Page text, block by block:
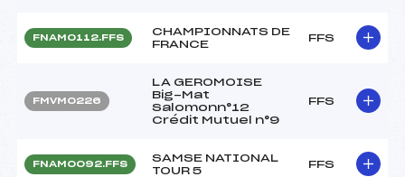
FNAM0112.FFS
CHAMPIONNATS DE
FRANCE
FFS
FMVM0226
LA GEROMOISE
Big-Mat
Salomonn°12
Crédit Mutuel n°9
FFS
FNAM0092.FFS
SAMSE NATIONAL
TOUR 5
FFS